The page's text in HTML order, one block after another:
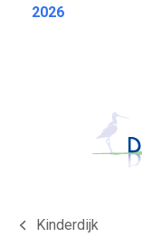
2026
Kinderdijk